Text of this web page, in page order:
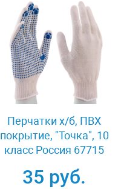
Перчатки х/б, ПВХ
покрытие, "Точка", 10
класс Россия 67715
35 руб.